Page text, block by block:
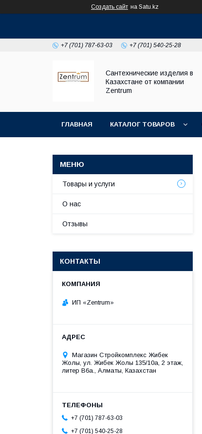
Создать сайт на Satu.kz
+7 (701) 787-63-03 +7 (701) 540-25-28
Сантехнические изделия в
Казахстане от компании
Zentrum
ГЛАВНАЯ КАТАЛОГ ТОВАРОВ
Товары и услуги
О нас
Отзывы
КОНТАКТЫ
ИП «Zentrum»
Магазин Стройкомплекс Жибек
Жолы, ул. Жибек Жолы 135/10а, 2 этаж,
литер В6а., Алматы, Казахстан
+7 (701) 787-63-03
+7 (701) 540-25-28